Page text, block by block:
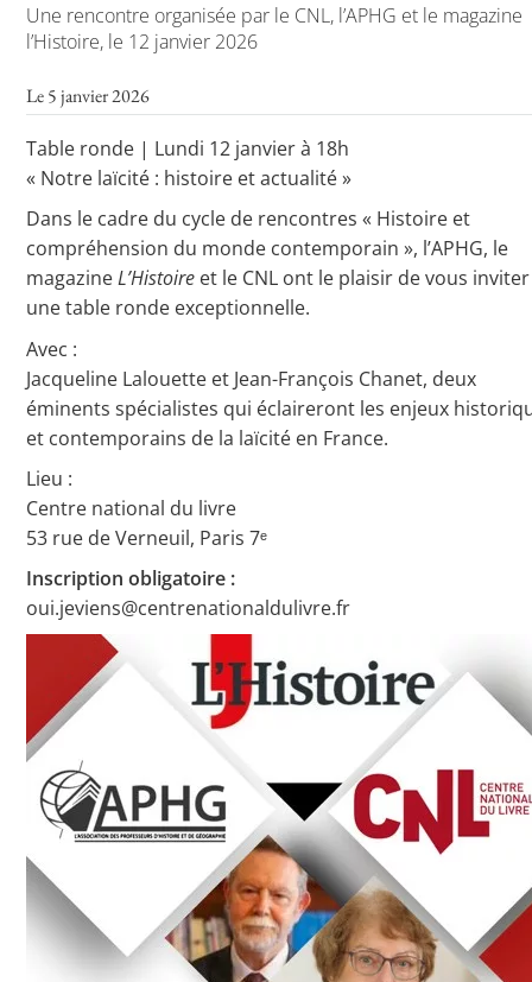
L’APHG dans la presse
Toutes les actualités
Les rendez-vous de l’APHG
Concours de recrutement
Concours scolaires
Critique d’ouvrages publiés
Culture
Une rencontre organisée par le CNL, l’APHG et le magazine
l’Histoire, le 12 janvier 2026
Le 5 janvier 2026
Table ronde | Lundi 12 janvier à 18h
« Notre laïcité : histoire et actualité »
Dans le cadre du cycle de rencontres « Histoire et
compréhension du monde contemporain », l’APHG, le
magazineL’Histoire et le CNL ont le plaisir de vous
une table ronde exceptionnelle.
Avec :
Jacqueline Lalouette et Jean-François Chanet, deux
éminents spécialistes qui éclaireront les enjeux
et contemporains de la laïcité en France.
Lieu :
Centre national du livre
53 rue de Verneuil, Paris 7ᵉ
Inscription obligatoire :
oui.jeviens@centrenationaldulivre.fr